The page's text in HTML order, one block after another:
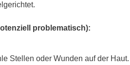
problematisch):
Stellen oder Wunden auf der Haut.